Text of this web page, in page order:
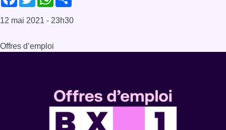
12 mai 2021 - 23h30
Offres d’emploi